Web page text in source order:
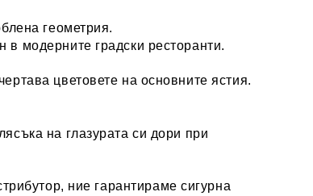
геометрия.
модерните градски ресторанти.
цветовете на основните ястия.
на глазурата си дори при
ние гарантираме сигурна